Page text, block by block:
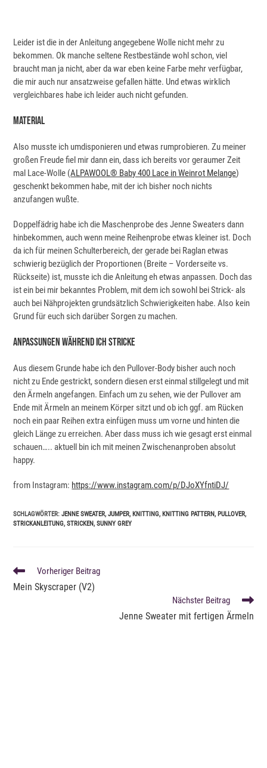
Leider ist die in der Anleitung angegebene Wolle nicht mehr zu
bekommen. Ok manche seltene Restbestände wohl schon, viel
braucht man ja nicht, aber da war eben keine Farbe mehr verfügbar,
die mir auch nur ansatzweise gefallen hätte. Und etwas wirklich
vergleichbares habe ich leider auch nicht gefunden.
Material
Also musste ich umdisponieren und etwas rumprobieren. Zu meiner
großen Freude fiel mir dann ein, dass ich bereits vor geraumer Zeit
mal Lace-Wolle (ALPAWOOL® Baby 400 Lace in Weinrot Melange)
geschenkt bekommen habe, mit der ich bisher noch nichts
anzufangen wußte.
Doppelfädrig habe ich die Maschenprobe des Jenne Sweaters dann
hinbekommen, auch wenn meine Reihenprobe etwas kleiner ist. Doch
da ich für meinen Schulterbereich, der gerade bei Raglan etwas
schwierig bezüglich der Proportionen (Breite – Vorderseite vs.
Rückseite) ist, musste ich die Anleitung eh etwas anpassen. Doch das
ist ein bei mir bekanntes Problem, mit dem ich sowohl bei Strick- als
auch bei Nähprojekten grundsätzlich Schwierigkeiten habe. Also kein
Grund für euch sich darüber Sorgen zu machen.
Anpassungen Während Ich Stricke
Aus diesem Grunde habe ich den Pullover-Body bisher auch noch
nicht zu Ende gestrickt, sondern diesen erst einmal stillgelegt und mit
den Ärmeln angefangen. Einfach um zu sehen, wie der Pullover am
Ende mit Ärmeln an meinem Körper sitzt und ob ich ggf. am Rücken
noch ein paar Reihen extra einfügen muss um vorne und hinten die
gleich Länge zu erreichen. Aber dass muss ich wie gesagt erst einmal
schauen….. aktuell bin ich mit meinen Zwischenanproben absolut
happy.
from Instagram: https://www.instagram.com/p/DJoXYfntiDJ/
SCHLAGWÖRTER:JENNE SWEATER, JUMPER, KNITTING, KNITTING PATTERN, PULLOVER,
STRICKANLEITUNG, STRICKEN, SUNNY GREY
WEITERE
ARTIKEL
ANSEHEN
Vorheriger Beitrag
Mein Skyscraper (V2)
Nächster Beitrag
Jenne Sweater mit fertigen Ärmeln